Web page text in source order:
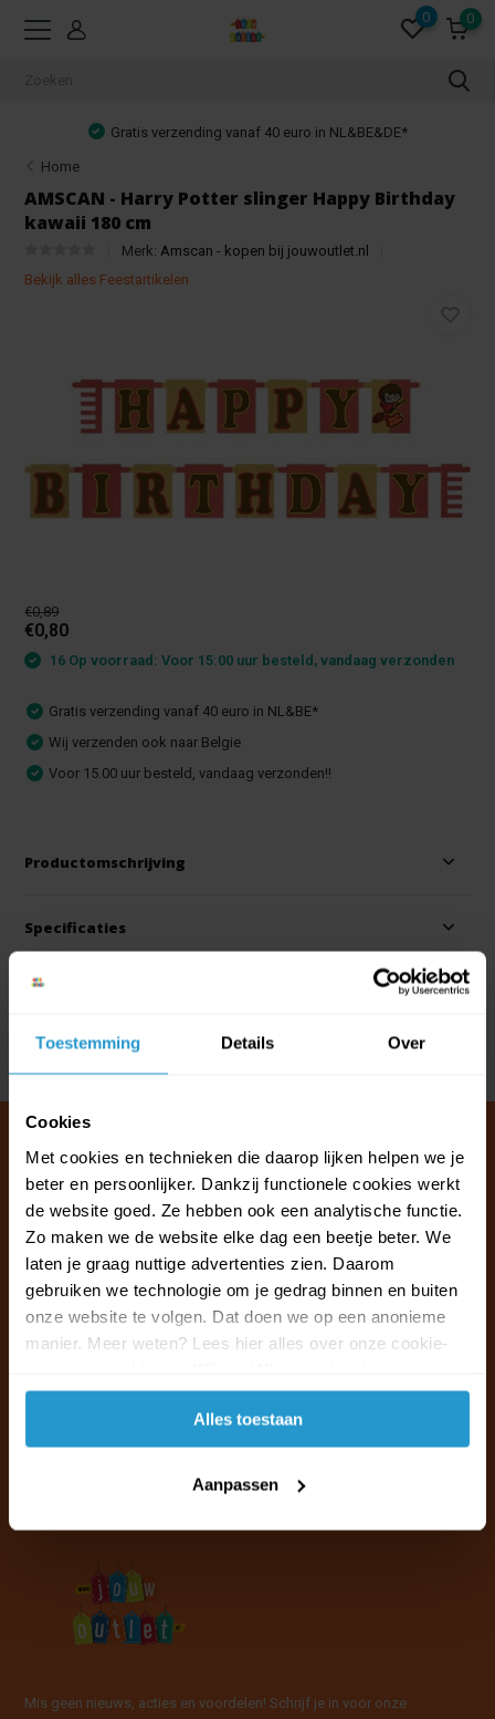
Toestemming Details Over
Cookies
Met cookies en technieken die daarop lijken helpen we je
beter en persoonlijker. Dankzij functionele cookies werkt
de website goed. Ze hebben ook een analytische functie.
Zo maken we de website elke dag een beetje beter. We
laten je graag nuttige advertenties zien. Daarom
gebruiken we technologie om je gedrag binnen en buiten
onze website te volgen. Dat doen we op een anonieme
manier. Meer weten? Lees hier alles over onze cookie-
accepteren.
Alles toestaan
Aanpassen
0 0
Gratis verzending vanaf 40 euro in NL&BE&DE*
Home
AMSCAN - Harry Potter slinger Happy Birthday
kawaii 180 cm
Merk: Amscan - kopen bij jouwoutlet.nl
Bekijk alles Feestartikelen
€0,89
€0,80
16 Op voorraad: Voor 15:00 uur besteld, vandaag verzonden
Gratis verzending vanaf 40 euro in NL&BE*
Wij verzenden ook naar Belgie
Voor 15.00 uur besteld, vandaag verzonden!!
Productomschrijving
Specificaties
Reviews
Klantenservice & FAQ
Wij staan voor u klaar.
Ma t/m vr van 09:30 - 16:00 telefonisch
+31 (0)13 785 62 41
Naar de klantenservice & FAQ
Mis geen nieuws, acties en voordelen! Schrijf je in voor onze